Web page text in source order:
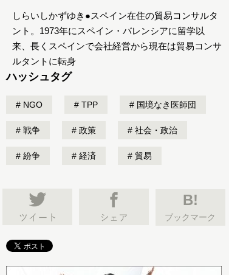
しらいしかずゆき●スペイン在住の貿易コンサルタ
ント。1973年にスペイン・バレンシアに留学以
来、長くスペインで会社経営から現在は貿易コンサ
ルタントに転身
ハッシュタグ
NGO TPP 国境なき医師団
戦争 政策 社会・政治
紛争 経済 貿易
B!
ブックマーク